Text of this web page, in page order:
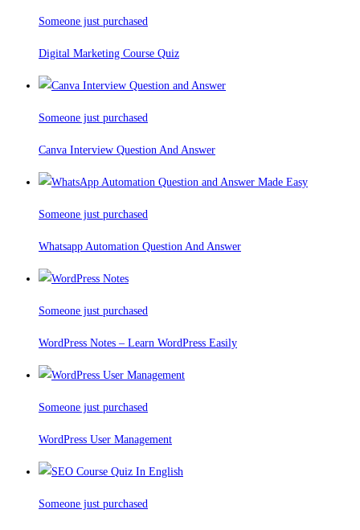
Someone just purchased
Digital Marketing Course Quiz
Someone just purchased
Canva Interview Question And Answer
Someone just purchased
Whatsapp Automation Question And Answer
Someone just purchased
WordPress Notes – Learn WordPress Easily
Someone just purchased
WordPress User Management
Someone just purchased